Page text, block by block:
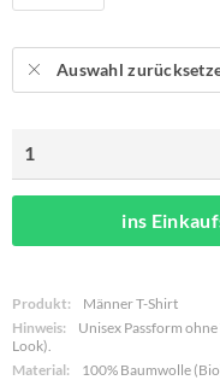
Auswahl
ins
Produkt:
Männer T-Shirt
Hinweis:
Unisex Passform
Look).
Material:
100% Baumwolle